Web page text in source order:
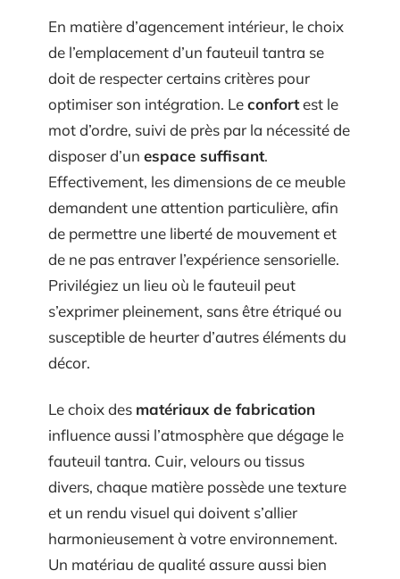
En matière d’agencement intérieur, le choix
de l’emplacement d’un fauteuil tantra se
doit de respecter certains critères pour
optimiser son intégration. Leconfortest le
mot d’ordre, suivi de près par la nécessité de
disposer d’un espace suffisant.
Effectivement, les dimensions de ce meuble
demandent une attention particulière, afin
de permettre une liberté de mouvement et
de ne pas entraver l’expérience sensorielle.
Privilégiez un lieu où le fauteuil peut
s’exprimer pleinement, sans être étriqué ou
susceptible de heurter d’autres éléments du
décor.
Le choix des matériaux de fabrication
influence aussi l’atmosphère que dégage le
fauteuil tantra. Cuir, velours ou tissus
divers, chaque matière possède une texture
et un rendu visuel qui doivent s’allier
harmonieusement à votre environnement.
Un matériau de qualité assure aussi bien